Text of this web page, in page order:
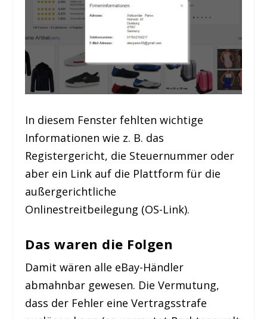
In diesem Fenster fehlten wichtige
Informationen wie z. B. das
Registergericht, die Steuernummer oder
aber ein Link auf die Plattform für die
außergerichtliche
Onlinestreitbeilegung (OS-Link).
Das waren die Folgen
Damit wären alle eBay-Händler
abmahnbar gewesen. Die Vermutung,
dass der Fehler eine Vertragsstrafe